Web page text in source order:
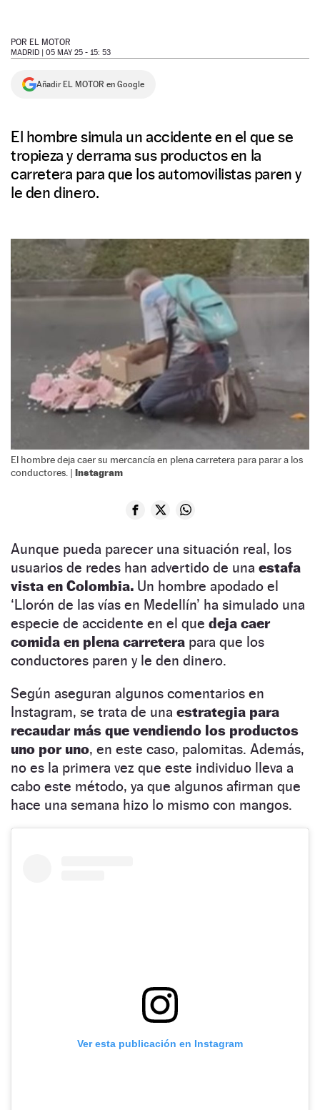
POR EL MOTOR
MADRID | 05 MAY 25 - 15: 53
Añadir EL MOTOR en Google
El hombre simula un accidente en el que se
tropieza y derrama sus productos en la
carretera para que los automovilistas paren y
le den dinero.
El hombre deja caer su mercancía en plena carretera para parar a los
conductores. | Instagram
Aunque pueda parecer una situación real, los
usuarios de redes han advertido de una estafa
vista en Colombia. Un hombre apodado el
‘Llorón de las vías en Medellín’ ha simulado una
especie de accidente en el que deja caer
comida en plena carretera para que los
conductores paren y le den dinero.
Según aseguran algunos comentarios en
Instagram, se trata de una estrategia para
recaudar más que vendiendo los productos
uno por uno, en este caso, palomitas. Además,
no es la primera vez que este individuo lleva a
cabo este método, ya que algunos afirman que
hace una semana hizo lo mismo con mangos.
Ver esta publicación en Instagram